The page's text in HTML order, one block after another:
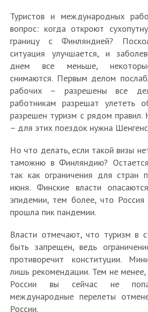
Туристов и международных
вопрос: когда откроют
границу с Финляндией?
ситуация улучшается, и
днем все меньше,
снимаются. Первым делом
рабочих – разрешены все
работникам разрешат улететь
разрешен туризм с рядом
– для этих поездок нужна
Но что делать, если такой визы
таможню в Финляндию?
так как ограничения для
июня. Финские власти
эпидемии, тем более, что Россия
прошла пик пандемии.
Власти отмечают, что туризм в
быть запрещен, ведь
противоречит конституции.
лишь рекомендации. Тем не
России вы сейчас не
международные перелеты
России.